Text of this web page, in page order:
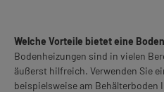
Welche Vorteile bietet eine
Bodenheizungen sind in vielen
äußerst hilfreich. Verwenden Sie
beispielsweise am Behälterboden